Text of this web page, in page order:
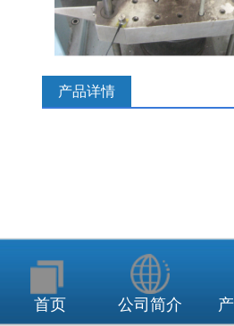
产品详情
首页 公司简介